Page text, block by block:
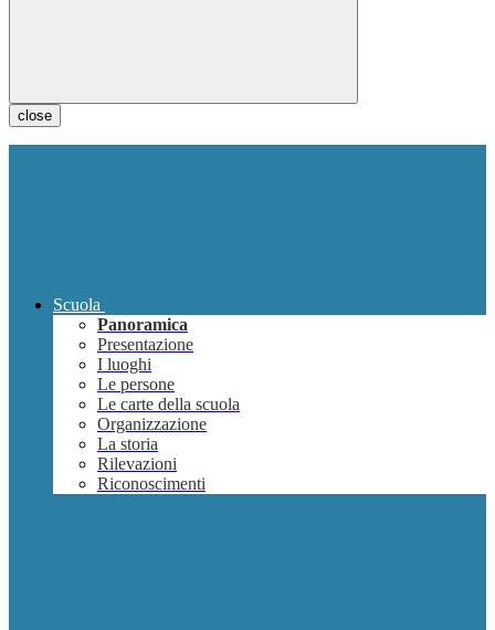
close
Scuola
Panoramica
Presentazione
I luoghi
Le persone
Le carte della scuola
Organizzazione
La storia
Rilevazioni
Riconoscimenti